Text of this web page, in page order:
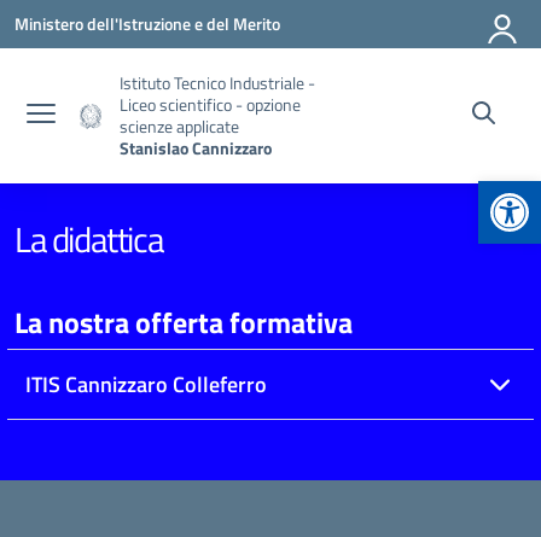
Vai ai contenuti
Vai al menu di navigazione
Vai al footer
Ministero dell'Istruzione e del Merito
Istituto Tecnico Industriale -
Liceo scientifico - opzione
scienze applicate
Stanislao Cannizzaro
La didattica
La nostra offerta formativa
ITIS Cannizzaro Colleferro